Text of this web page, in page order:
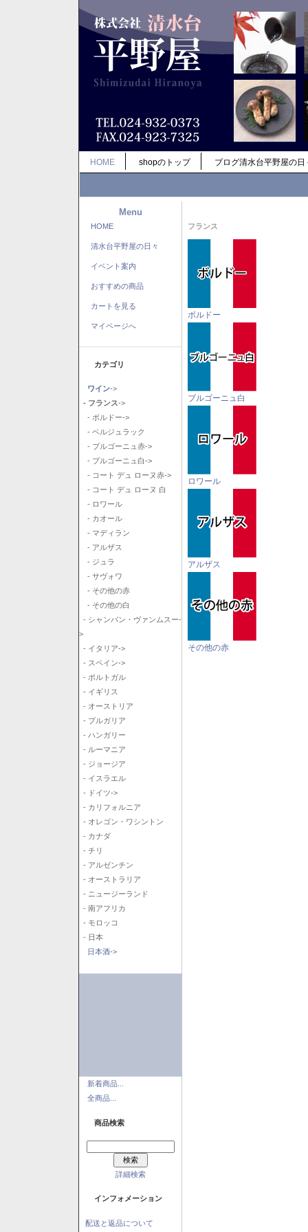
HOME shopのトップ ブログ清水台平野屋の日
Menu
HOME
清水台平野屋の日々
イベント案内
おすすめの商品
カートを見る
マイページへ
カテゴリ
ワイン->
- フランス->
- ボルドー->
- ベルジュラック
- ブルゴーニュ赤->
- ブルゴーニュ白->
- コート デュ ローヌ赤->
- コート デュ ローヌ 白
- ロワール
- カオール
- マディラン
- アルザス
- ジュラ
- サヴォワ
- その他の赤
- その他の白
- シャンパン・ヴァンムスー-
>
- イタリア->
- スペイン->
- ポルトガル
- イギリス
- オーストリア
- ブルガリア
- ハンガリー
- ルーマニア
- ジョージア
- イスラエル
- ドイツ->
- カリフォルニア
- オレゴン・ワシントン
- カナダ
- チリ
- アルゼンチン
- オーストラリア
- ニュージーランド
- 南アフリカ
- モロッコ
- 日本
日本酒->
新着商品...
全商品...
商品検索
詳細検索
インフォメーション
配送と返品について
フランス
ボルドー
ブルゴーニュ白
ロワール
アルザス
その他の赤